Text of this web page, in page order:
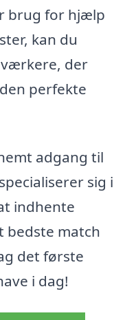
brug for hjælp
kan du
der
perfekte
adgang til
sig i
indhente
bedste match
det første
i dag!